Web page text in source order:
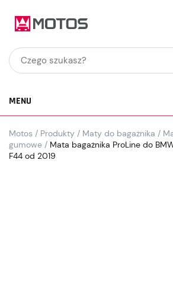
MENU
Motos / Produkty / Maty do bagażnika /
gumowe / Mata bagażnika ProLine do
F44 od 2019